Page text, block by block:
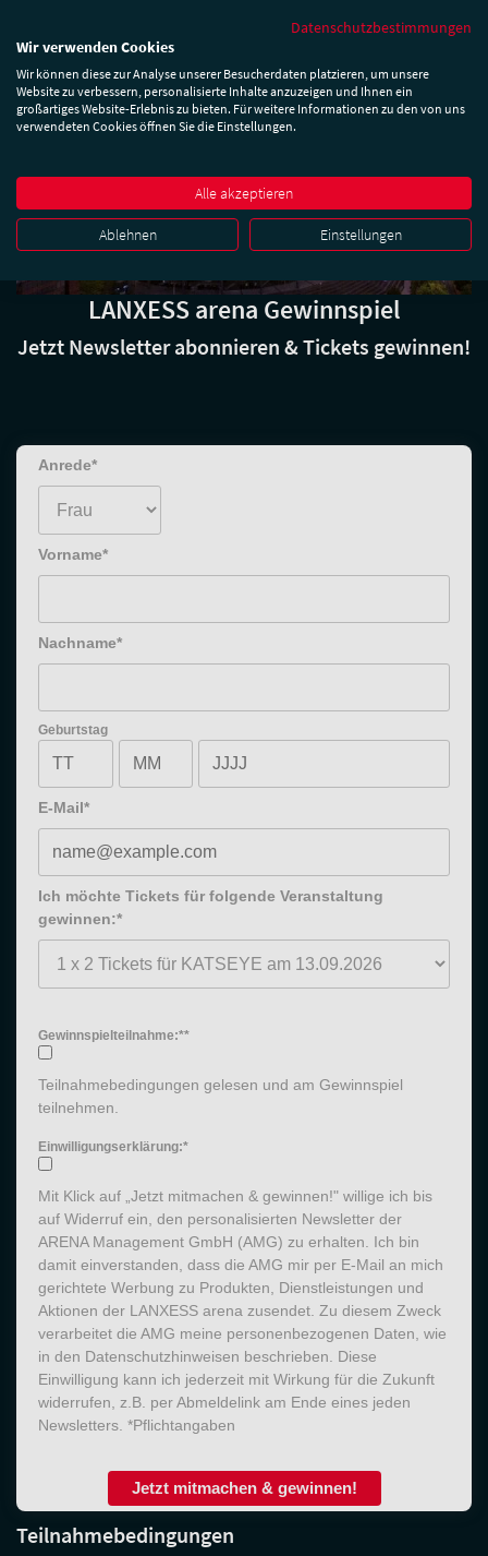
LANXESS arena Gewinnspiel
Jetzt Newsletter abonnieren & Tickets gewinnen!
Anrede*
Vorname*
Nachname*
Geburtstag
E-Mail*
Ich möchte Tickets für folgende Veranstaltung
gewinnen:*
Gewinnspielteilnahme:**
Teilnahmebedingungen gelesen und am Gewinnspiel
teilnehmen.
Einwilligungserklärung:*
Mit Klick auf „Jetzt mitmachen & gewinnen!" willige ich bis
auf Widerruf ein, den personalisierten Newsletter der
ARENA Management GmbH (AMG) zu erhalten. Ich bin
damit einverstanden, dass die AMG mir per E-Mail an mich
gerichtete Werbung zu Produkten, Dienstleistungen und
Aktionen der LANXESS arena zusendet. Zu diesem Zweck
verarbeitet die AMG meine personenbezogenen Daten, wie
in den Datenschutzhinweisen beschrieben. Diese
Einwilligung kann ich jederzeit mit Wirkung für die Zukunft
widerrufen, z.B. per Abmeldelink am Ende eines jeden
Newsletters. *Pflichtangaben
Jetzt mitmachen & gewinnen!
Teilnahmebedingungen
Datenschutzbestimmungen
Wir verwenden Cookies
Wir können diese zur Analyse unserer Besucherdaten platzieren, um unsere
Website zu verbessern, personalisierte Inhalte anzuzeigen und Ihnen ein
großartiges Website-Erlebnis zu bieten. Für weitere Informationen zu den von uns
verwendeten Cookies öffnen Sie die Einstellungen.
Alle akzeptieren
Ablehnen Einstellungen